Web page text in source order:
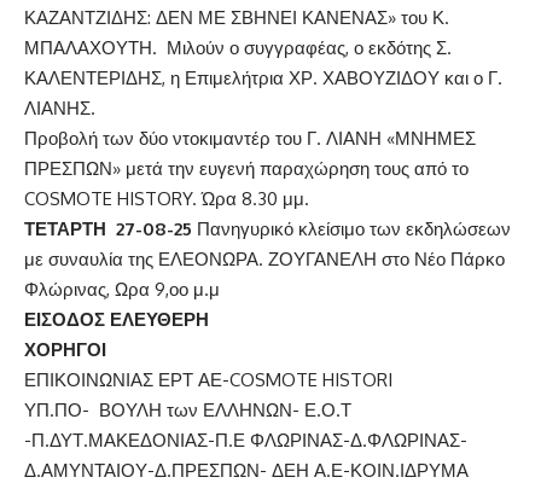
ΚΑΖΑΝΤΖΙΔΗΣ: ΔΕΝ ΜΕ ΣΒΗΝΕΙ ΚΑΝΕΝΑΣ» του Κ.
ΜΠΑΛΑΧΟΥΤΗ. Μιλούν ο συγγραφέας, ο εκδότης Σ.
ΚΑΛΕΝΤΕΡΙΔΗΣ, η Επιμελήτρια ΧΡ. ΧΑΒΟΥΖΙΔΟΥ και ο Γ.
ΛΙΑΝΗΣ.
Προβολή των δύο ντοκιμαντέρ του Γ. ΛΙΑΝΗ «ΜΝΗΜΕΣ
ΠΡΕΣΠΩΝ» μετά την ευγενή παραχώρηση τους από το
COSMOTE HISTORY. Ώρα 8.30 μμ.
ΤΕΤΑΡΤΗ 27-08-25 Πανηγυρικό κλείσιμο των εκδηλώσεων
με συναυλία της ΕΛΕΟΝΩΡΑ. ΖΟΥΓΑΝΕΛΗ στο Νέο Πάρκο
Φλώρινας, Ωρα 9,οο μ.μ
ΕΙΣΟΔΟΣ ΕΛΕΥΘΕΡΗ
ΧΟΡΗΓΟΙ
ΕΠΙΚΟΙΝΩΝΙΑΣ ΕΡΤ ΑΕ-COSMOTE HISTORI
ΥΠ.ΠΟ- ΒΟΥΛΗ των ΕΛΛΗΝΩΝ- Ε.Ο.Τ
-Π.ΔΥΤ.ΜΑΚΕΔΟΝΙΑΣ-Π.Ε ΦΛΩΡΙΝΑΣ-Δ.ΦΛΩΡΙΝΑΣ-
Δ.ΑΜΥΝΤΑΙΟΥ-Δ.ΠΡΕΣΠΩΝ- ΔΕΗ Α.Ε-ΚΟΙΝ.ΙΔΡΥΜΑ